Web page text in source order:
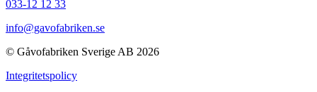
033-12 12 33
info@gavofabriken.se
© Gåvofabriken Sverige AB 2026
Integritetspolicy